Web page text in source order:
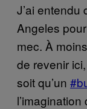
J’ai entendu
Angeles
mec. À
de revenir
soit qu’un